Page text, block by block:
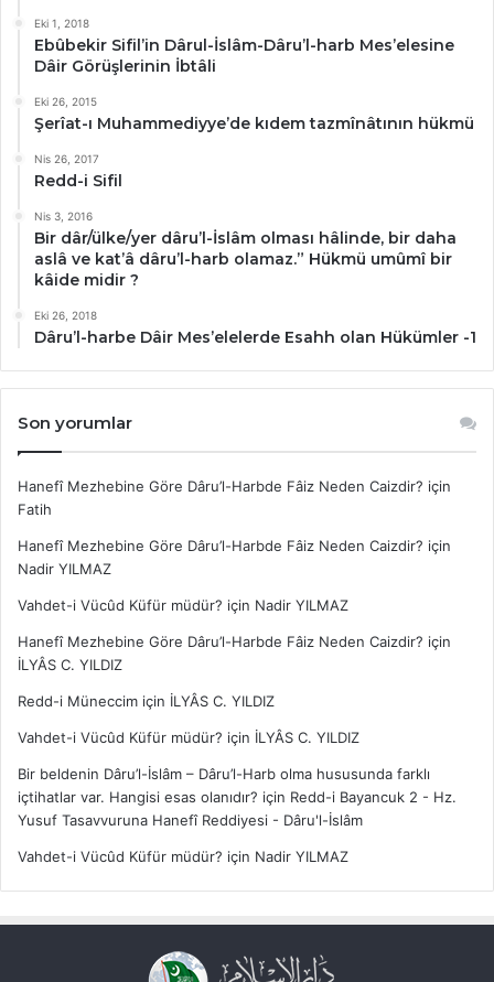
Eki 1, 2018
Ebûbekir Sifil’in Dârul-İslâm-Dâru’l-harb Mes’elesine
Dâir Görüşlerinin İbtâli
Eki 26, 2015
Şerîat-ı Muhammediyye’de kıdem tazmînâtının hükmü
Nis 26, 2017
Redd-i Sifil
Nis 3, 2016
Bir dâr/ülke/yer dâru’l-İslâm olması hâlinde, bir daha
aslâ ve kat’â dâru’l-harb olamaz.” Hükmü umûmî bir
kâide midir ?
Eki 26, 2018
Dâru’l-harbe Dâir Mes’elelerde Esahh olan Hükümler -1
Son yorumlar
Hanefî Mezhebine Göre Dâru’l-Harbde Fâiz Neden Caizdir? için
Fatih
Hanefî Mezhebine Göre Dâru’l-Harbde Fâiz Neden Caizdir? için
Nadir YILMAZ
Vahdet-i Vücûd Küfür müdür? için Nadir YILMAZ
Hanefî Mezhebine Göre Dâru’l-Harbde Fâiz Neden Caizdir? için
İLYÂS C. YILDIZ
Redd-i Müneccim için İLYÂS C. YILDIZ
Vahdet-i Vücûd Küfür müdür? için İLYÂS C. YILDIZ
Bir beldenin Dâru’l-İslâm – Dâru’l-Harb olma hususunda farklı
içtihatlar var. Hangisi esas olanıdır? için Redd-i Bayancuk 2 - Hz.
Yusuf Tasavvuruna Hanefî Reddiyesi - Dâru'l-İslâm
Vahdet-i Vücûd Küfür müdür? için Nadir YILMAZ